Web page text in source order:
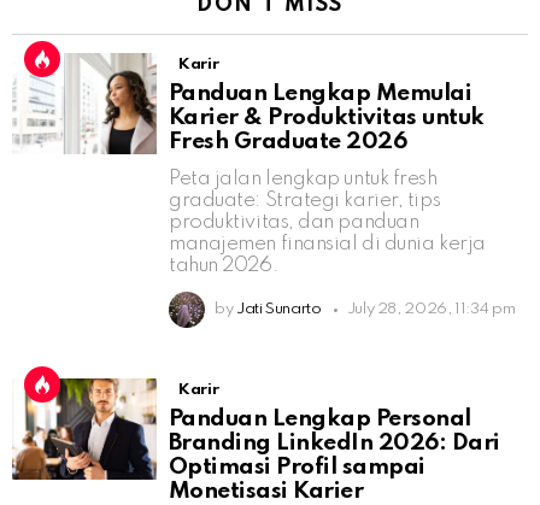
DON'T MISS
Karir
Panduan Lengkap Memulai
Karier & Produktivitas untuk
Fresh Graduate 2026
Peta jalan lengkap untuk fresh
graduate: Strategi karier, tips
produktivitas, dan panduan
manajemen finansial di dunia kerja
tahun 2026.
by Jati Sunarto July 28, 2026, 11:34 pm
Karir
Panduan Lengkap Personal
Branding LinkedIn 2026: Dari
Optimasi Profil sampai
Monetisasi Karier